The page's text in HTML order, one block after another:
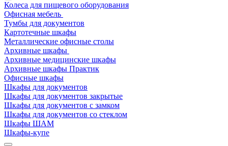
Колеса для пищевого оборудования
Офисная мебель
Тумбы для документов
Картотечные шкафы
Металлические офисные столы
Архивные шкафы
Архивные медицинские шкафы
Архивные шкафы Практик
Офисные шкафы
Шкафы для документов
Шкафы для документов закрытые
Шкафы для документов с замком
Шкафы для документов со стеклом
Шкафы ШАМ
Шкафы-купе